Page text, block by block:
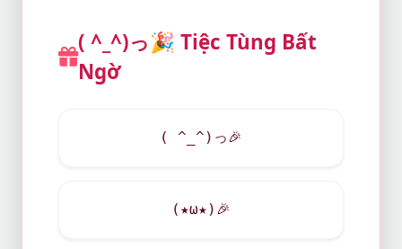
( ^_^)っ🎉 Tiệc Tùng Bất
Ngờ
( ^_^)っ 🎉
(★ω★) 🎉